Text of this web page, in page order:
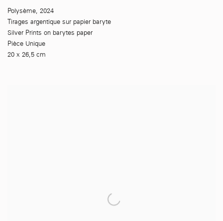
Polysème, 2024
Tirages argentique sur papier baryte
Silver Prints on barytes paper
Pièce Unique
20 x 26,5 cm